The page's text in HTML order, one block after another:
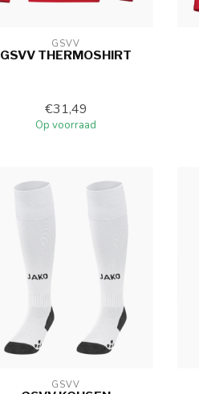
GSVV
GSVV THERMOSHIRT
€31,49
Op voorraad
GSVV